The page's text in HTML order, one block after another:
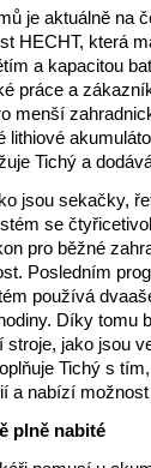
je aktuálně na
HECHT, která
a kapacitou
práce a
menší
Tichý a
jsou sekačky,
se
pro běžné
Posledním
používá
Díky tomu
stroje, jako jsou
Tichý s
a nabízí
plně nabité